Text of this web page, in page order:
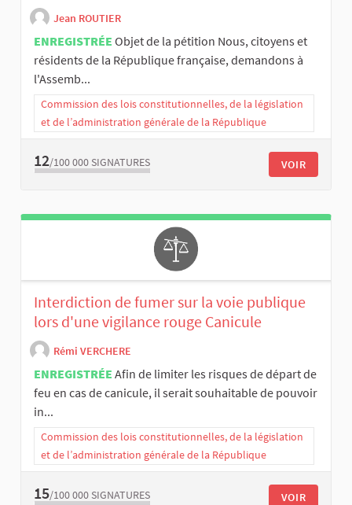
Jean ROUTIER
ENREGISTRÉE Objet de la pétition Nous, citoyens et
résidents de la République française, demandons à
l'Assemb...
Commission des lois constitutionnelles, de la législation
et de l’administration générale de la République
12/100 000 SIGNATURES VOIR
Interdiction de fumer sur la voie publique
lors d'une vigilance rouge Canicule
Rémi VERCHERE
ENREGISTRÉE Afin de limiter les risques de départ de
feu en cas de canicule, il serait souhaitable de pouvoir
in...
Commission des lois constitutionnelles, de la législation
et de l’administration générale de la République
15/100 000 SIGNATURES VOIR